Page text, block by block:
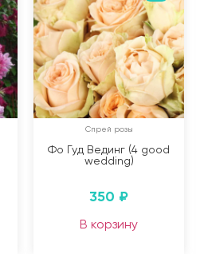
Спрей розы
Фо Гуд Вединг (4 good
wedding)
350 ₽
В корзину